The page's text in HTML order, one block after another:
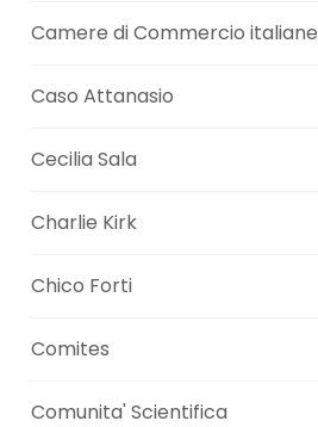
Camere di Commercio italiane
Caso Attanasio
Cecilia Sala
Charlie Kirk
Chico Forti
Comites
Comunita' Scientifica